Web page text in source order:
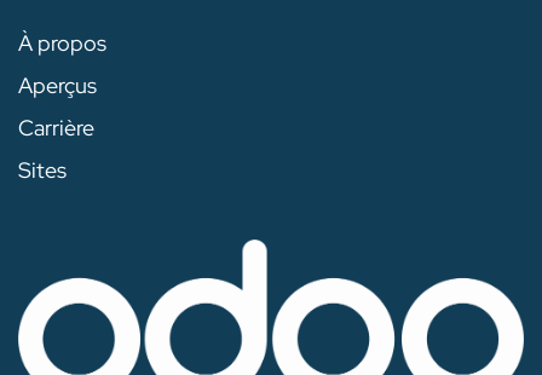
À propos
Aperçus
Carrière
Sites